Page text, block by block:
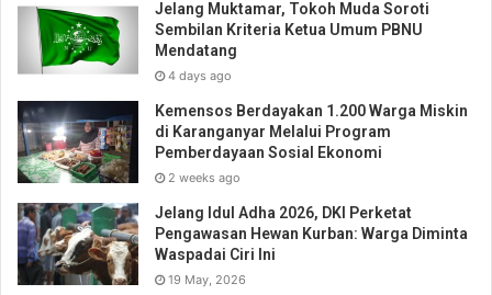
Jelang Muktamar, Tokoh Muda Soroti
Sembilan Kriteria Ketua Umum PBNU
Mendatang
4 days ago
Kemensos Berdayakan 1.200 Warga Miskin
di Karanganyar Melalui Program
Pemberdayaan Sosial Ekonomi
2 weeks ago
Jelang Idul Adha 2026, DKI Perketat
Pengawasan Hewan Kurban: Warga Diminta
Waspadai Ciri Ini
19 May, 2026